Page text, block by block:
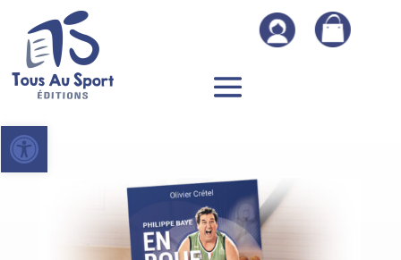
Ouvrir la barre d’outils